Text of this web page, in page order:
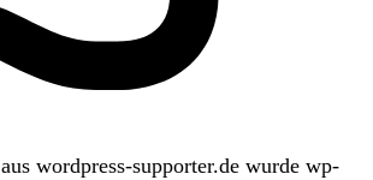
aus wordpress-supporter.de wurde wp-